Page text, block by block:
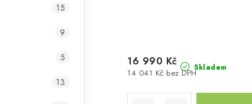
15
9
5
13
Skladem
14 041 Kč bez DPH
16 990 Kč